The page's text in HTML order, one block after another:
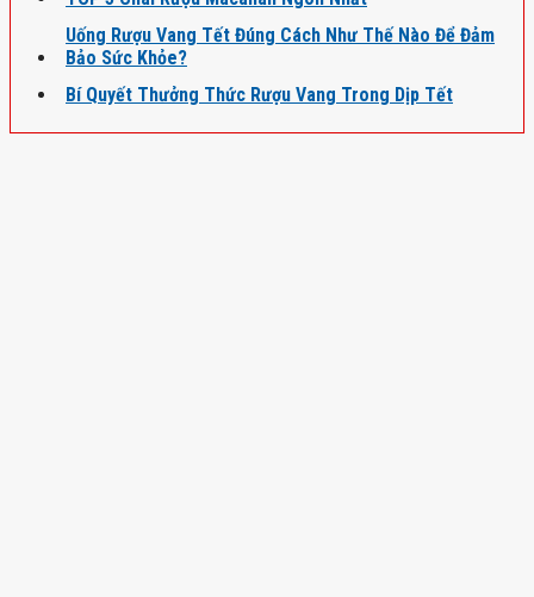
Uống Rượu Vang Tết Đúng Cách Như Thế Nào Để Đảm
Bảo Sức Khỏe?
Bí Quyết Thưởng Thức Rượu Vang Trong Dịp Tết